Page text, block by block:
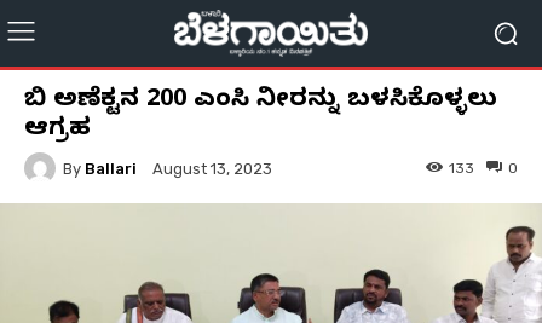
ಟಿಬಿ ಅಣೆಕಟ್ಟಿನ 200 ಟಿಎಂಸಿ ನೀರನ್ನು ಬಳಸಿಕೊಳ್ಳಲು
ಆಗ್ರಹ
By Ballari August 13, 2023 0
133